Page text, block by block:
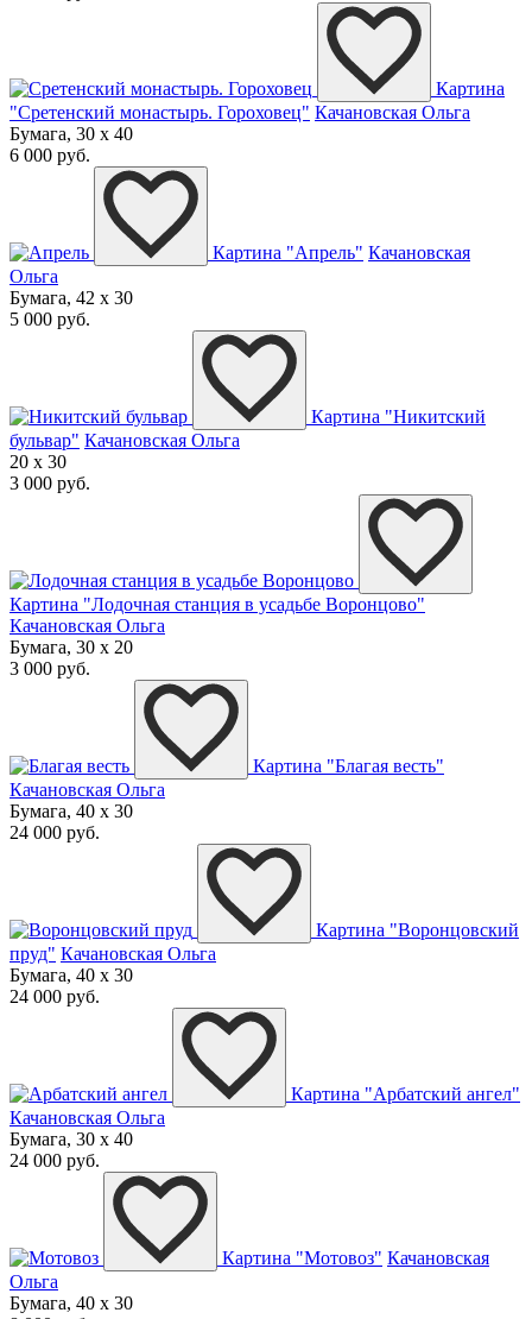
Картина
"Сретенский монастырь. Гороховец" Качановская Ольга
Бумага, 30 x 40
6 000 руб.
Картина "Апрель" Качановская
Ольга
Бумага, 42 x 30
5 000 руб.
Картина "Никитский
бульвар" Качановская Ольга
20 x 30
3 000 руб.
Картина "Лодочная станция в усадьбе Воронцово"
Качановская Ольга
Бумага, 30 x 20
3 000 руб.
Картина "Благая весть"
Качановская Ольга
Бумага, 40 x 30
24 000 руб.
Картина "Воронцовский
пруд" Качановская Ольга
Бумага, 40 x 30
24 000 руб.
Картина "Арбатский ангел"
Качановская Ольга
Бумага, 30 x 40
24 000 руб.
Картина "Мотовоз" Качановская
Ольга
Бумага, 40 x 30